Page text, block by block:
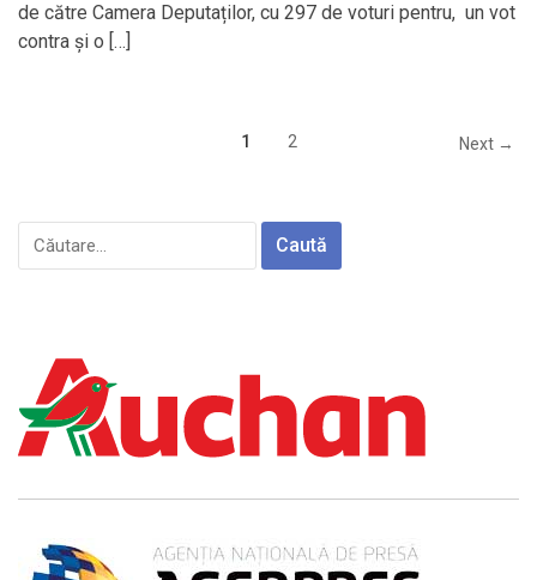
de către Camera Deputaților, cu 297 de voturi pentru, un vot
contra și o […]
1 2 Next →
Caută
după: